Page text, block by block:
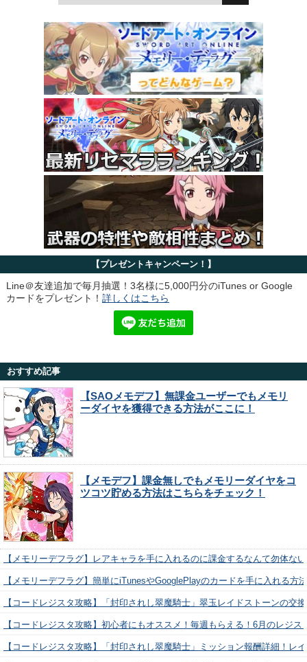
【プレゼントキャンペーン！】
Line＠友達追加で毎月抽選！3名様に5,000円分のiTunes or Google
カードをプレゼント！ 詳しくはこちら
おすすめ記事
【SAOメモデフ】無課金ユーザーでもメモリ
ーダイヤを獲得できる方法がここに！
【メモデフ】課金無しでもメモリーダイヤをコ
ツコツ貯める方法はこちらをチェック！
【メモリーデフラグ】レアキャラを手に入れるのに課金するなんて勿体な
【メモリーデフラグ】簡単にiTunesやGooglePlayのカードを手に入れる方
【コードレジスタ攻略】「封印されし翠魔騎士」翠玉レイドストーンの交
【コードレジスタ攻略】初心者にもオススメ！毎週もらえる！6月のレジ
【コードレジスタ攻略】「封印されし翠魔騎士」ミッション報酬詳細！レ